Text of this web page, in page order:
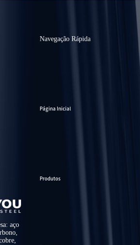
aço
Navegação Rápida
Página Inicial
Produtos